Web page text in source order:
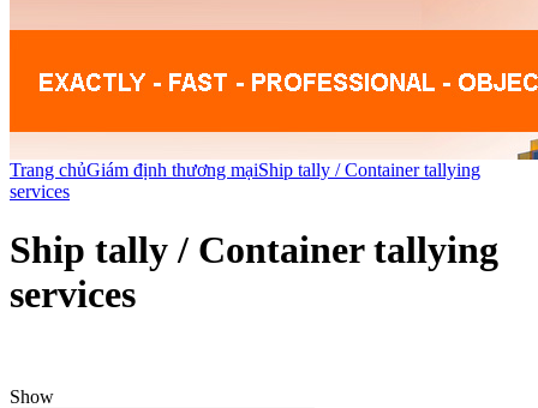
Trang chủGiám định thương mạiShip tally / Container tallying
services
Ship tally / Container tallying
services
Show